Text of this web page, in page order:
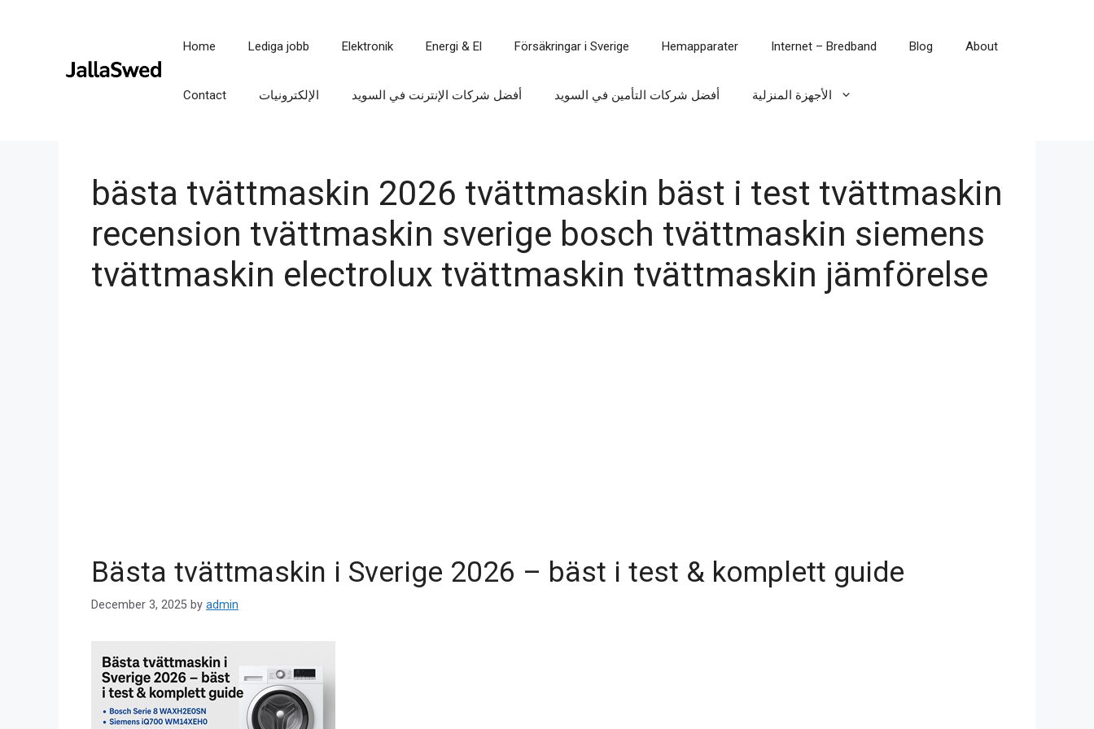
Home Lediga jobb Elektronik Energi & El Försäkringar i Sverige Hemapparater Internet – Bredband Blog About
Contact الإلكترونيات أفضل شركات الإنترنت في السويد أفضل شركات التأمين في السويد الأجهزة المنزلية
bästa tvättmaskin 2026 tvättmaskin bäst i test tvättmaskin
recension tvättmaskin sverige bosch tvättmaskin siemens
tvättmaskin electrolux tvättmaskin tvättmaskin jämförelse
Bästa tvättmaskin i Sverige 2026 – bäst i test & komplett guide
December 3, 2025 by admin